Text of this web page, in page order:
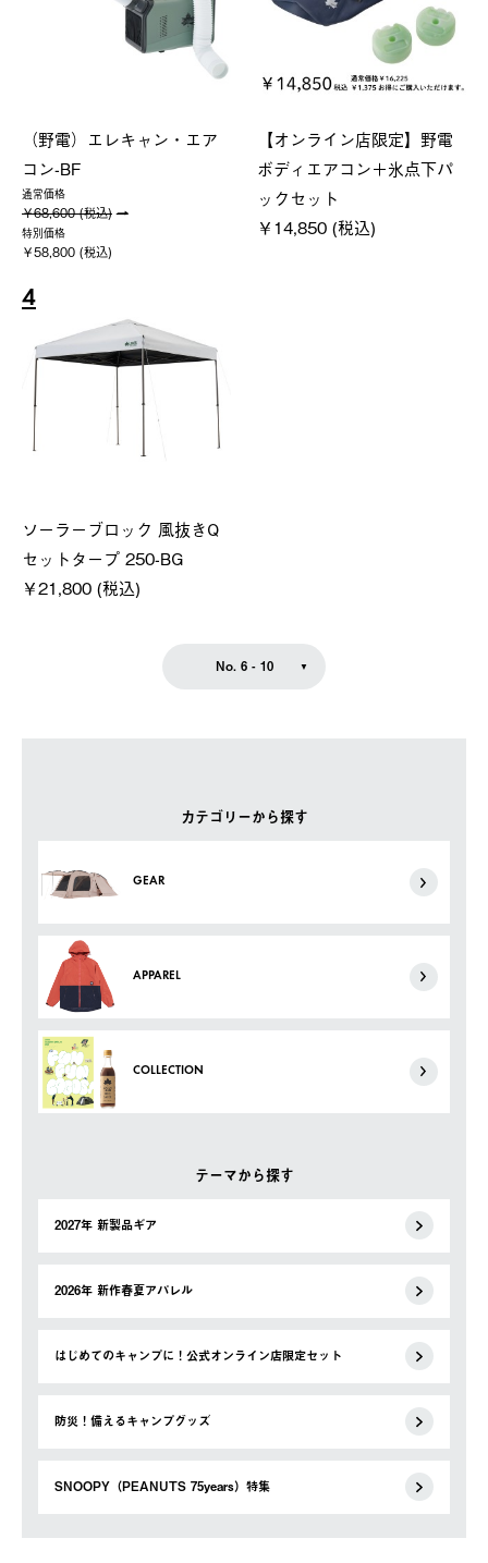
カテゴリーから探す
GEAR
APPAREL
COLLECTION
テーマから探す
2027年 新製品ギア
2026年 新作春夏アパレル
はじめてのキャンプに！公式オンライン店限定セット
防災！備えるキャンプグッズ
SNOOPY（PEANUTS 75years）特集
（野電）エレキャン・エア
コン-BF
通常価格
￥68,600 (税込)
特別価格
￥58,800 (税込)
【オンライン店限定】野電
ボディエアコン＋氷点下パ
ックセット
￥14,850 (税込)
4
ソーラーブロック 風抜きQ
セットタープ 250-BG
￥21,800 (税込)
No. 6 - 10